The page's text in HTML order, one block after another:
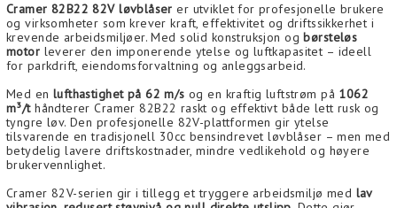
Cramer 82B22 82V løvblåser er utviklet for profesjonelle brukere
og virksomheter som krever kraft, effektivitet og driftssikkerhet i
krevende arbeidsmiljøer. Med solid konstruksjon ogbørsteløs
motor leverer den imponerende ytelse og luftkapasitet – ideell
for parkdrift, eiendomsforvaltning og anleggsarbeid.
Med en lufthastighet på 62 m/s og en kraftig luftstrøm på 1062
m³/thåndterer Cramer 82B22 raskt og effektivt både lett rusk og
tyngre løv. Den profesjonelle 82V-plattformen gir ytelse
tilsvarende en tradisjonell 30cc bensindrevet løvblåser – men med
betydelig lavere driftskostnader, mindre vedlikehold og høyere
brukervennlighet.
Cramer 82V-serien gir i tillegg et tryggere arbeidsmiljø med lav